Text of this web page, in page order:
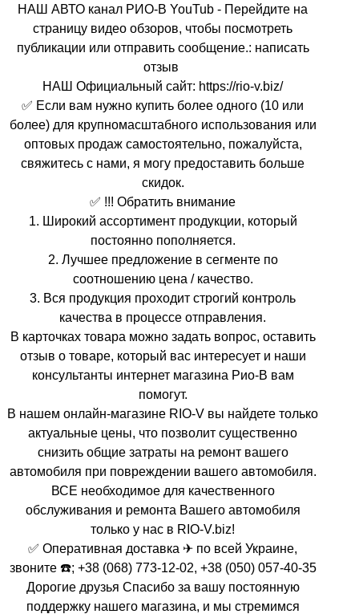
НАШ АВТО канал РИО-В YouTub - Перейдите на
страницу видео обзоров, чтобы посмотреть
публикации или отправить сообщение.: написать
отзыв
НАШ Официальный сайт: https://rio-v.biz/
✅ Если вам нужно купить более одного (10 или
более) для крупномасштабного использования или
оптовых продаж самостоятельно, пожалуйста,
свяжитесь с нами, я могу предоставить больше
скидок.
✅ !!! Обратить внимание
1. Широкий ассортимент продукции, который
постоянно пополняется.
2. Лучшее предложение в сегменте по
соотношению цена / качество.
3. Вся продукция проходит строгий контроль
качества в процессе отправления.
В карточках товара можно задать вопрос, оставить
отзыв о товаре, который вас интересует и наши
консультанты интернет магазина Рио-В вам
помогут.
В нашем онлайн-магазине RIO-V вы найдете только
актуальные цены, что позволит существенно
снизить общие затраты на ремонт вашего
автомобиля при повреждении вашего автомобиля.
ВСЕ необходимое для качественного
обслуживания и ремонта Вашего автомобиля
только у нас в RIO-V.biz!
✅ Оперативная доставка ✈ по всей Украине,
звоните ☎️; +38 (068) 773-12-02, +38 (050) 057-40-35
Дорогие друзья Спасибо за вашу постоянную
поддержку нашего магазина, и мы стремимся